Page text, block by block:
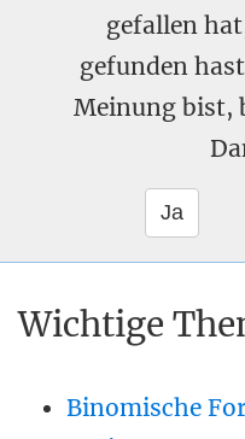
gefallen
gefunden
Meinung bist,
Wichtige
Binomische